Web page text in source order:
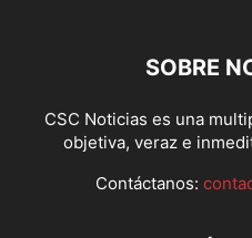
SOBRE
CSC Noticias es una
objetiva, veraz e
Contáctanos: